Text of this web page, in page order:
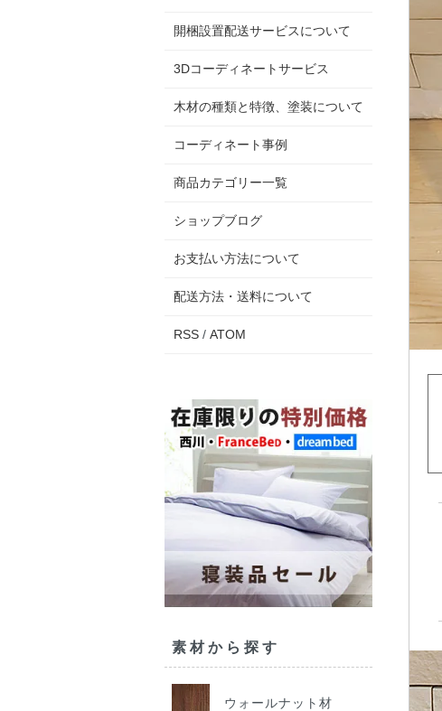
開梱設置配送サービスについて
3Dコーディネートサービス
木材の種類と特徴、塗装について
コーディネート事例
商品カテゴリー一覧
ショップブログ
お支払い方法について
配送方法・送料について
RSS / ATOM
素材から探す
ウォールナット材